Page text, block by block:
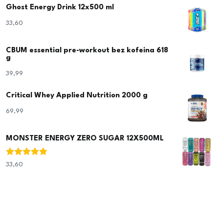
Ghost Energy Drink 12x500 ml
33,60
CBUM essential pre-workout bez kofeina 618
g
39,99
Critical Whey Applied Nutrition 2000 g
69,99
MONSTER ENERGY ZERO SUGAR 12X500ML
Ocjenjeno
33,60